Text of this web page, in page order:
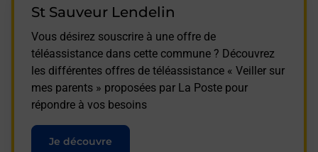
St Sauveur Lendelin
Vous désirez souscrire à une offre de
téléassistance dans cette commune ? Découvrez
les différentes offres de téléassistance « Veiller sur
mes parents » proposées par La Poste pour
répondre à vos besoins
Je découvre